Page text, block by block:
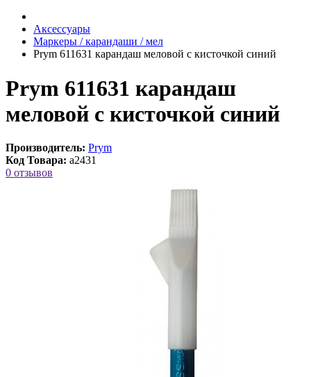
Аксессуары
Маркеры / карандаши / мел
Prym 611631 карандаш меловой с кисточкой синий
Prym 611631 карандаш
меловой с кисточкой синий
Производитель: Prym
Код Товара: a2431
0 отзывов